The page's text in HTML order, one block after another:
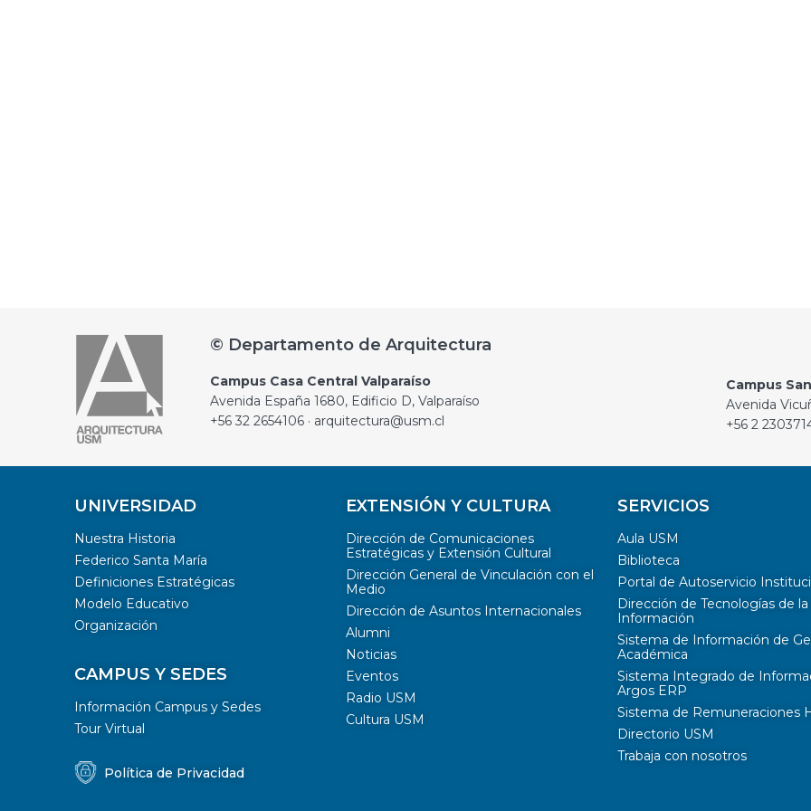
© Departamento de Arquitectura
Campus Casa Central Valparaíso
Avenida España 1680, Edificio D, Valparaíso
+56 32 2654106 · arquitectura@usm.cl
Campus
Avenida
+56 2
UNIVERSIDAD
Nuestra Historia
Federico Santa María
Definiciones Estratégicas
Modelo Educativo
Organización
CAMPUS Y SEDES
Información Campus y Sedes
Tour Virtual
Política de Privacidad
EXTENSIÓN Y CULTURA
Dirección de Comunicaciones
Estratégicas y Extensión Cultural
Dirección General de Vinculación con el
Medio
Dirección de Asuntos Internacionales
Alumni
Noticias
Eventos
Radio USM
Cultura USM
SERVICIOS
Aula USM
Biblioteca
Portal de Autoservicio
Dirección de Tecnologías de la
Información
Sistema de Información de
Académica
Sistema Integrado de
Argos ERP
Sistema de Remuneraciones
Directorio USM
Trabaja con nosotros